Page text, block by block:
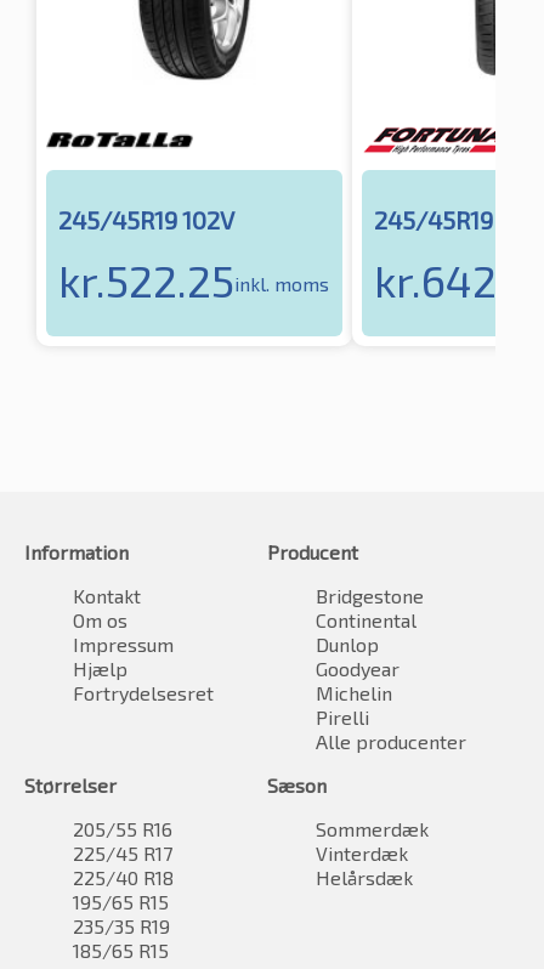
245/45R19 102V
kr.522.25inkl. moms
245/45R19
kr.
Information
Kontakt
Om os
Impressum
Hjælp
Fortrydelsesret
Producent
Bridgestone
Continental
Dunlop
Goodyear
Michelin
Pirelli
Alle producenter
Størrelser
205/55 R16
225/45 R17
225/40 R18
195/65 R15
235/35 R19
185/65 R15
Sæson
Sommerdæk
Vinterdæk
Helårsdæk